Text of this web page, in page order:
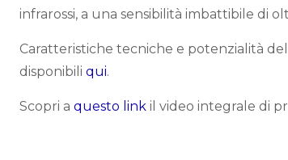
infrarossi, a una sensibilità imbattibile di
Caratteristiche tecniche e potenzialità
disponibili qui.
Scopri a questo link il video integrale di